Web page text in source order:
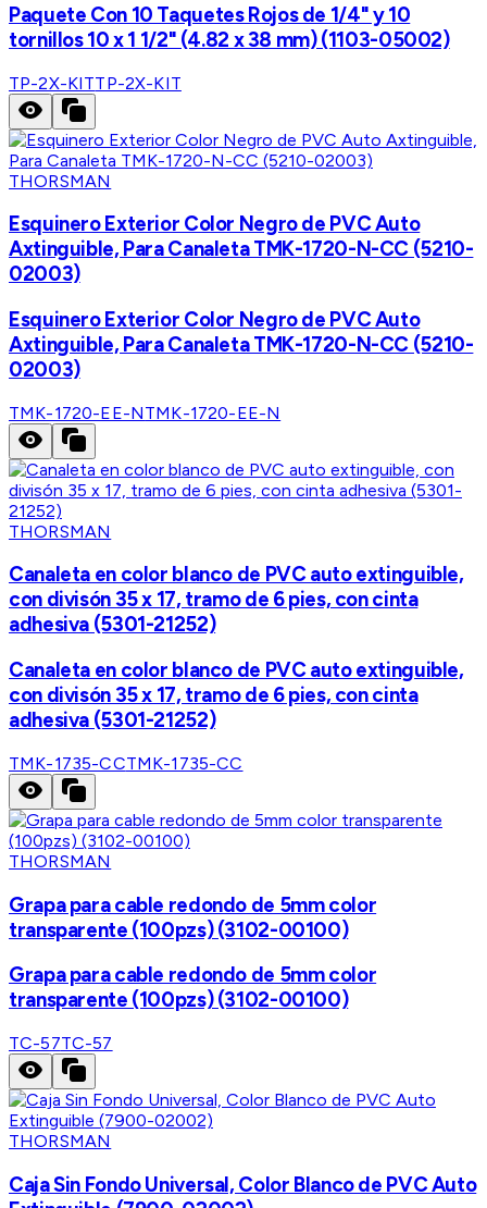
Paquete Con 10 Taquetes Rojos de 1/4" y 10
tornillos 10 x 1 1/2" (4.82 x 38 mm) (1103-05002)
TP-2X-KITTP-2X-KIT
THORSMAN
Esquinero Exterior Color Negro de PVC Auto
Axtinguible, Para Canaleta TMK-1720-N-CC (5210-
02003)
Esquinero Exterior Color Negro de PVC Auto
Axtinguible, Para Canaleta TMK-1720-N-CC (5210-
02003)
TMK-1720-EE-NTMK-1720-EE-N
THORSMAN
Canaleta en color blanco de PVC auto extinguible,
con divisón 35 x 17, tramo de 6 pies, con cinta
adhesiva (5301-21252)
Canaleta en color blanco de PVC auto extinguible,
con divisón 35 x 17, tramo de 6 pies, con cinta
adhesiva (5301-21252)
TMK-1735-CCTMK-1735-CC
THORSMAN
Grapa para cable redondo de 5mm color
transparente (100pzs) (3102-00100)
Grapa para cable redondo de 5mm color
transparente (100pzs) (3102-00100)
TC-57TC-57
THORSMAN
Caja Sin Fondo Universal, Color Blanco de PVC Auto